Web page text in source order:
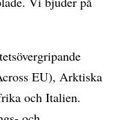
EU), Arktiska
och Italien.